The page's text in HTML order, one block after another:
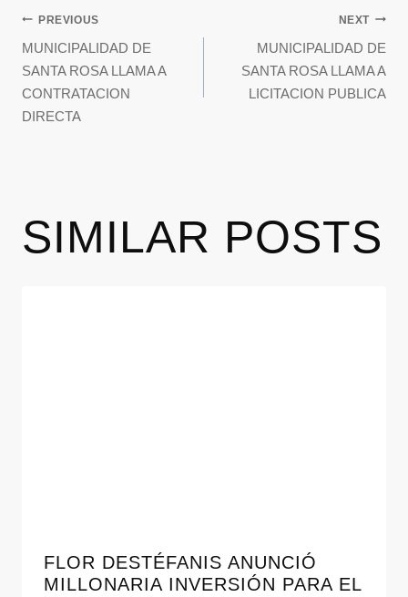
PREVIOUS
MUNICIPALIDAD DE
SANTA ROSA LLAMA A
CONTRATACION
DIRECTA
NEXT
MUNICIPALIDAD DE
SANTA ROSA LLAMA A
LICITACION PUBLICA
SIMILAR POSTS
FLOR DESTÉFANIS ANUNCIÓ
MILLONARIA INVERSIÓN PARA EL